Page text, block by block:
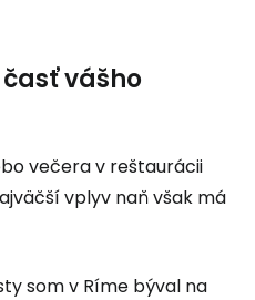
vášho
večera v reštaurácii
vplyv naň však má
som v Ríme býval na